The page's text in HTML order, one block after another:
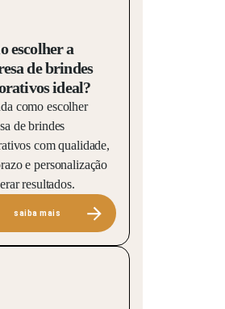
escolher a
de brindes
ideal?
como escolher
de brindes
com qualidade,
e personalização
resultados.
saiba mais